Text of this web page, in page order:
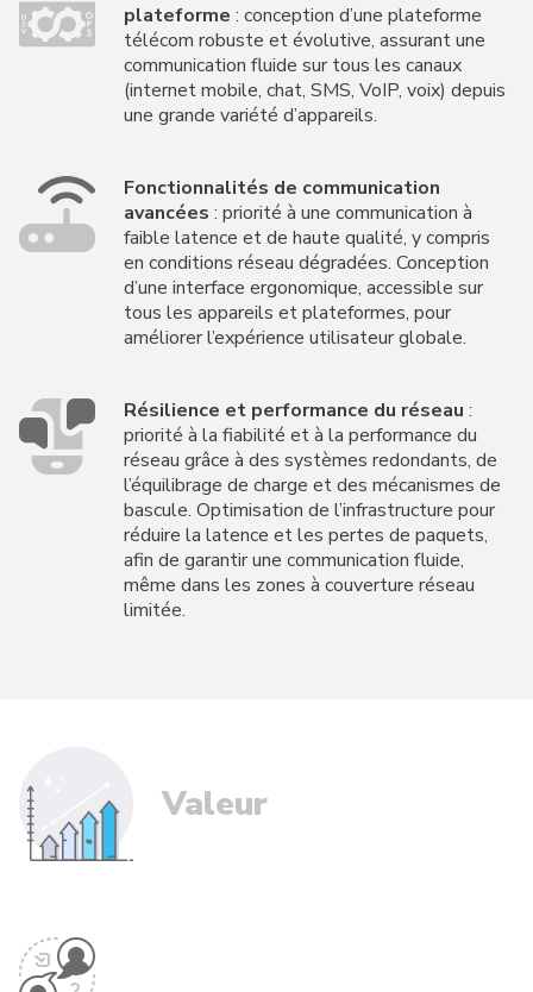
plateforme : conception d’une plateforme
télécom robuste et évolutive, assurant une
communication fluide sur tous les canaux
(internet mobile, chat, SMS, VoIP, voix) depuis
une grande variété d’appareils.
Fonctionnalités de communication
avancées : priorité à une communication à
faible latence et de haute qualité, y compris
en conditions réseau dégradées. Conception
d’une interface ergonomique, accessible sur
tous les appareils et plateformes, pour
améliorer l’expérience utilisateur globale.
Résilience et performance du réseau :
priorité à la fiabilité et à la performance du
réseau grâce à des systèmes redondants, de
l’équilibrage de charge et des mécanismes de
bascule. Optimisation de l’infrastructure pour
réduire la latence et les pertes de paquets,
afin de garantir une communication fluide,
même dans les zones à couverture réseau
limitée.
Valeur